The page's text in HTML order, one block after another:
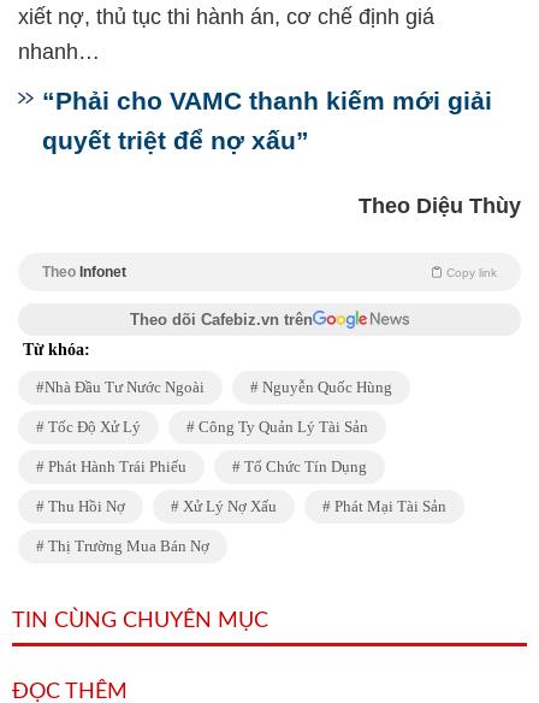
xiết nợ, thủ tục thi hành án, cơ chế định giá
nhanh…
“Phải cho VAMC thanh kiếm mới giải
quyết triệt để nợ xấu”
Theo Diệu Thùy
Theo Infonet Copy link
Theo dõi Cafebiz.vn trên
Từ khóa:
Nhà Đầu Tư Nước Ngoài Nguyễn Quốc Hùng
Tốc Độ Xử Lý Công Ty Quản Lý Tài Sản
Phát Hành Trái Phiếu Tổ Chức Tín Dụng
Thu Hồi Nợ Xử Lý Nợ Xấu Phát Mại Tài Sản
Thị Trường Mua Bán Nợ
TIN CÙNG CHUYÊN MỤC
ĐỌC THÊM